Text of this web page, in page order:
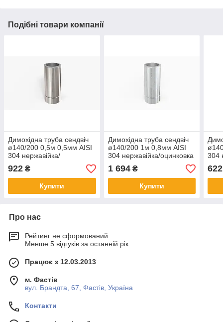
Подібні товари компанії
Димохідна труба сендвіч
ø140/200 0,5м 0,5мм AISI
304 нержавійка/
нержавійка
922 ₴
Купити
Димохідна труба сендвіч
ø140/200 1м 0,8мм AISI
304 нержавійка/оцинковка
1 694₴
Купити
304
622
Про нас
Рейтинг не сформований
Менше 5 відгуків за останній рік
Працює з 12.03.2013
м. Фастів
вул. Брандта, 67, Фастів, Україна
Контакти